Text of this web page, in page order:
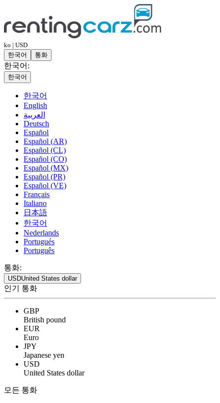
ko | USD
한국어
통화
한국어:
한국어
한국어
English
العربية
Deutsch
Español
Español (AR)
Español (CL)
Español (CO)
Español (MX)
Español (PR)
Español (VE)
Français
Italiano
日本語
한국어
Nederlands
Portugués
Português
통화:
USDUnited States dollar
인기 통화
GBP
British pound
EUR
Euro
JPY
Japanese yen
USD
United States dollar
모든 통화